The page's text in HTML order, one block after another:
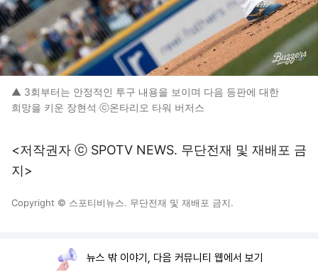
▲ 3회부터는 안정적인 투구 내용을 보이며 다음 등판에 대한
희망을 키운 장현석 ⓒ온타리오 타워 버저스
<저작권자 ⓒ SPOTV NEWS. 무단전재 및 재배포 금
지>
Copyright © 스포티비뉴스. 무단전재 및 재배포 금지.
뉴스 밖 이야기, 다음 커뮤니티 웹에서 보기